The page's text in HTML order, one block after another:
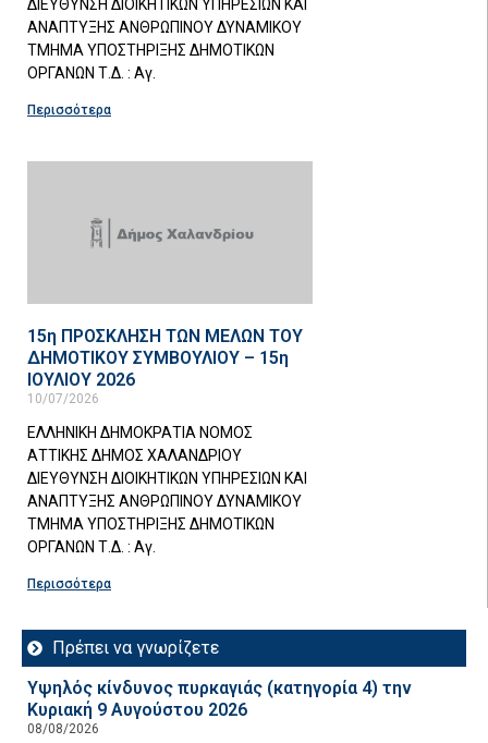
ΔΙΕΥΘΥΝΣΗ ΔΙΟΙΚΗΤΙΚΩΝ ΥΠΗΡΕΣΙΩΝ ΚΑΙ
ΑΝΑΠΤΥΞΗΣ ΑΝΘΡΩΠΙΝΟΥ ΔΥΝΑΜΙΚΟΥ
ΤΜΗΜΑ ΥΠΟΣΤΗΡΙΞΗΣ ΔΗΜΟΤΙΚΩΝ
ΟΡΓΑΝΩΝ Τ.Δ. : Αγ.
Περισσότερα
15η ΠΡΟΣΚΛΗΣΗ ΤΩΝ ΜΕΛΩΝ ΤΟΥ
ΔΗΜΟΤΙΚΟΥ ΣΥΜΒΟΥΛΙΟΥ – 15η
ΙΟΥΛΙΟΥ 2026
10/07/2026
ΕΛΛΗΝΙΚΗ ΔΗΜΟΚΡΑΤΙΑ ΝΟΜΟΣ
ΑΤΤΙΚΗΣ ΔΗΜΟΣ ΧΑΛΑΝΔΡΙΟΥ
ΔΙΕΥΘΥΝΣΗ ΔΙΟΙΚΗΤΙΚΩΝ ΥΠΗΡΕΣΙΩΝ ΚΑΙ
ΑΝΑΠΤΥΞΗΣ ΑΝΘΡΩΠΙΝΟΥ ΔΥΝΑΜΙΚΟΥ
ΤΜΗΜΑ ΥΠΟΣΤΗΡΙΞΗΣ ΔΗΜΟΤΙΚΩΝ
ΟΡΓΑΝΩΝ Τ.Δ. : Αγ.
Περισσότερα
Πρέπει να γνωρίζετε
Υψηλός κίνδυνος πυρκαγιάς (κατηγορία 4) την
Κυριακή 9 Αυγούστου 2026
08/08/2026